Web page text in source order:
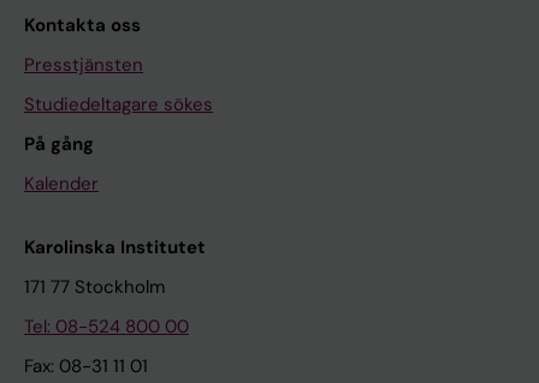
Kontakta oss
Presstjänsten
Studiedeltagare sökes
På gång
Kalender
Karolinska Institutet
171 77 Stockholm
Tel: 08-524 800 00
Fax: 08-31 11 01